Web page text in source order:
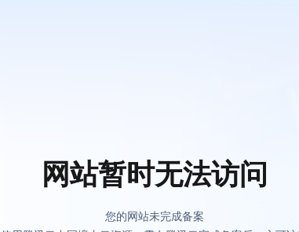
网站暂时无法访问
您的网站未完成备案